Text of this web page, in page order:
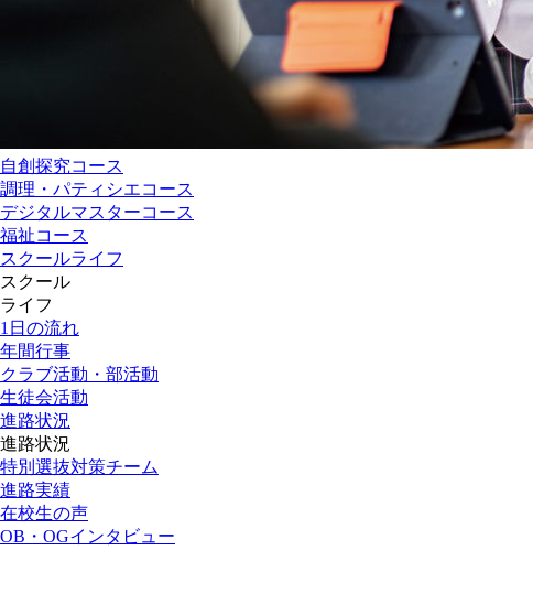
自創探究コース
調理・パティシエコース
デジタルマスターコース
福祉コース
スクールライフ
スクール
ライフ
1日の流れ
年間行事
クラブ活動・部活動
生徒会活動
進路状況
進路状況
特別選抜対策チーム
進路実績
在校生の声
OB・OGインタビュー